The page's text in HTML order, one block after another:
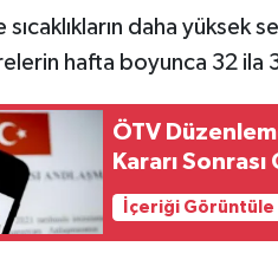
sıcaklıkların daha
hafta boyunca 32 ila
ÖTV
Kararı
İçeriği Görüntüle